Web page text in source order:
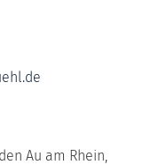
Au am Rhein,